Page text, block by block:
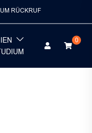
RÜCKRUF
0